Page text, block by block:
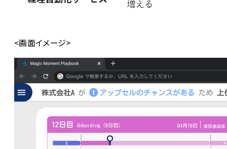
<画面イメージ>